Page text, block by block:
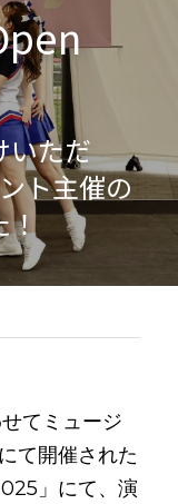
いただ
ト主催の
！
てミュージ
て開催された
」にて、演